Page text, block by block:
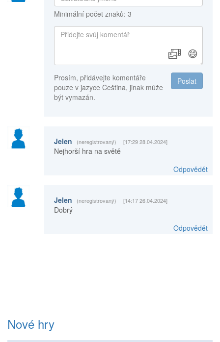
Minimální počet znaků: 3
😄
Poslat
Prosím, přidávejte komentáře
pouze v jazyce Čeština, jinak může
být vymazán.
Jelen (neregistrovaný) [17:29 28.04.2024]
Nejhorší hra na světě
Odpovědět
Jelen (neregistrovaný) [14:17 26.04.2024]
Dobrý
Odpovědět
Nové hry